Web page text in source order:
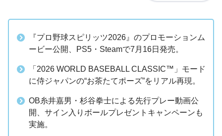
『プロ野球スピリッツ2026』のプロモーションム
ービー公開、PS5・Steamで7月16日発売。
「2026 WORLD BASEBALL CLASSIC™」モード
に侍ジャパンの“お茶たてポーズ”をリアル再現。
OB糸井嘉男・杉谷拳士による先行プレー動画公
開、サイン入りボールプレゼントキャンペーンも
実施。